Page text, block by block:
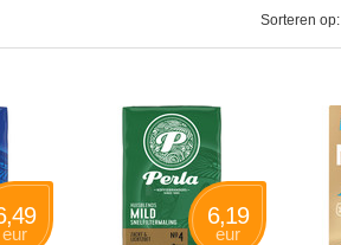
Sorteren op:
eur
6,19
eur